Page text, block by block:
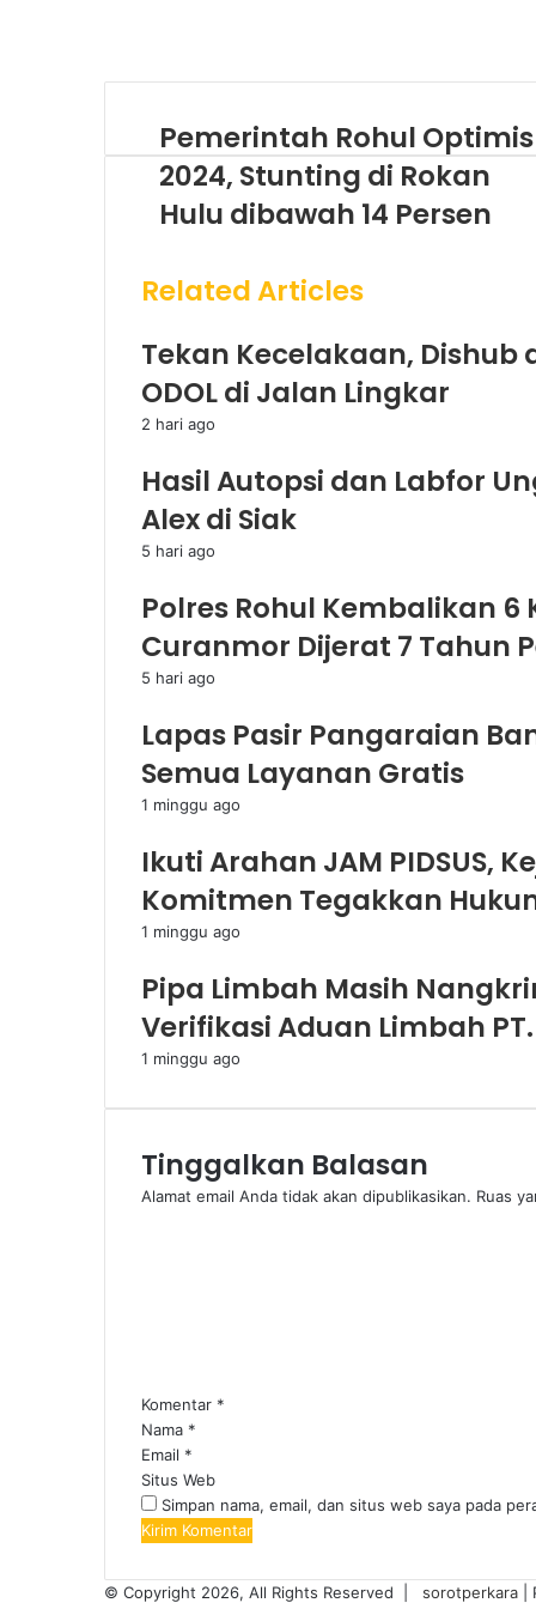
Pemerintah Rohul Optimis
2024, Stunting di Rokan
Hulu dibawah 14 Persen
Related Articles
Tekan Kecelakaan, Dishub
ODOL di Jalan Lingkar
2 hari ago
Hasil Autopsi dan Labfor
Alex di Siak
5 hari ago
Polres Rohul Kembalikan
Curanmor Dijerat 7 Tahun
5 hari ago
Lapas Pasir Pangaraian
Semua Layanan Gratis
1 minggu ago
Ikuti Arahan JAM PIDSUS,
Komitmen Tegakkan
1 minggu ago
Pipa Limbah Masih
Verifikasi Aduan Limbah
1 minggu ago
Tinggalkan Balasan
Alamat email Anda tidak akan dipublikasikan. Ruas
Komentar *
Nama *
Email *
Situs Web
Simpan nama, email, dan situs web saya pada
© Copyright 2026, All Rights Reserved | sorotperkara